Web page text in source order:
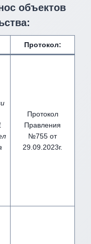
объектов
Протокол:
Протокол
Правления
№755 от
29.09.2023г.